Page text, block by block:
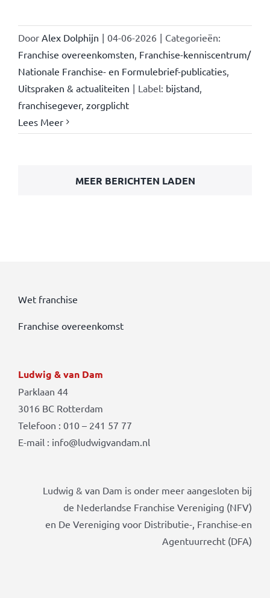
Door Alex Dolphijn | 04-06-2026 | Categorieën:
Franchise overeenkomsten, Franchise-kenniscentrum/
Nationale Franchise- en Formulebrief-publicaties,
Uitspraken & actualiteiten | Label: bijstand,
franchisegever, zorgplicht
Lees Meer
MEER BERICHTEN LADEN
Wet franchise
Franchise overeenkomst
Ludwig & van Dam
Parklaan 44
3016 BC Rotterdam
Telefoon : 010 – 241 57 77
E-mail : info@ludwigvandam.nl
Ludwig & van Dam is onder meer aangesloten bij
de Nederlandse Franchise Vereniging (NFV)
en De Vereniging voor Distributie-, Franchise-en
Agentuurrecht (DFA)